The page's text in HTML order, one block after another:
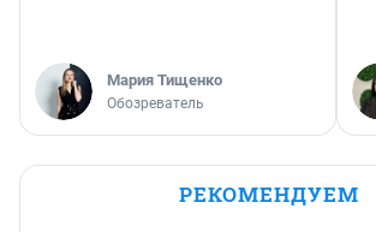
Мария Тищенко
Обозреватель
РЕКОМЕНДУЕМ